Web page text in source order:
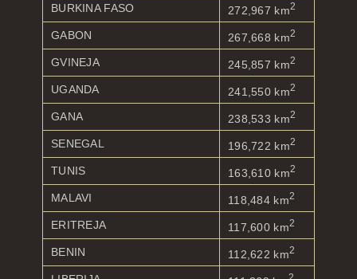
BURKINA FASO 272,967 km2
GABON 267,668 km2
GVINEJA 245,857 km2
UGANDA 241,550 km2
GANA 238,533 km2
SENEGAL 196,722 km2
TUNIS 163,610 km2
MALAVI 118,484 km2
ERITREJA 117,600 km2
BENIN 112,622 km2